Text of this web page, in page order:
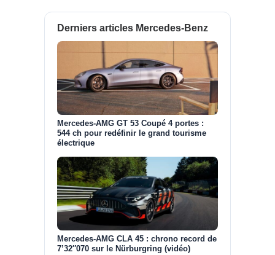
Derniers articles Mercedes-Benz
Mercedes-AMG GT 53 Coupé 4 portes :
544 ch pour redéfinir le grand tourisme
électrique
Mercedes-AMG CLA 45 : chrono record de
7’32″070 sur le Nürburgring (vidéo)